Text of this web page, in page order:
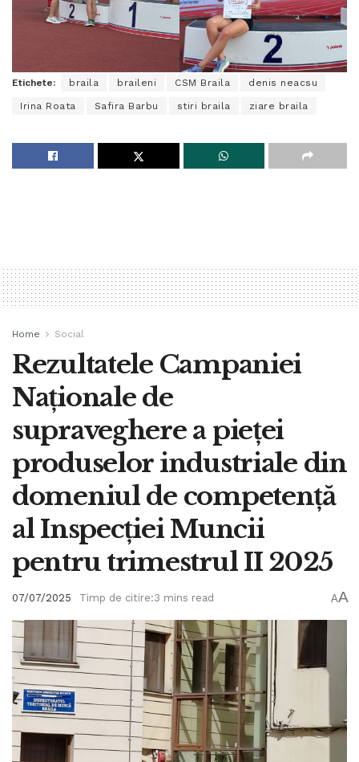
Etichete: braila braileni CSM Braila denis neacsu
Irina Roata Safira Barbu stiri braila ziare braila
Home Social
Rezultatele Campaniei
Naționale de
supraveghere a pieței
produselor industriale din
domeniul de competență
al Inspecției Muncii
pentru trimestrul II 2025
07/07/2025 Timp de citire:3 mins read AA